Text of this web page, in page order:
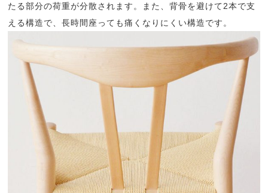
たる部分の荷重が分散されます。また、背骨を避けて2本で支
える構造で、長時間座っても痛くなりにくい構造です。